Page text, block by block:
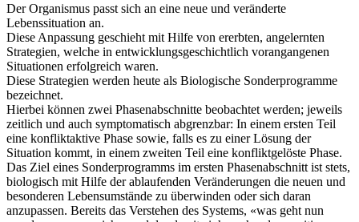
Der Organismus passt sich an eine neue und veränderte
Lebenssituation an.
Diese Anpassung geschieht mit Hilfe von ererbten, angelernten
Strategien, welche in entwicklungsgeschichtlich vorangangenen
Situationen erfolgreich waren.
Diese Strategien werden heute als Biologische Sonderprogramme
bezeichnet.
Hierbei können zwei Phasenabschnitte beobachtet werden; jeweils
zeitlich und auch symptomatisch abgrenzbar: In einem ersten Teil
eine konfliktaktive Phase sowie, falls es zu einer Lösung der
Situation kommt, in einem zweiten Teil eine konfliktgelöste Phase.
Das Ziel eines Sonderprogramms im ersten Phasenabschnitt ist stets,
biologisch mit Hilfe der ablaufenden Veränderungen die neuen und
besonderen Lebensumstände zu überwinden oder sich daran
anzupassen. Bereits das Verstehen des Systems, «was geht nun